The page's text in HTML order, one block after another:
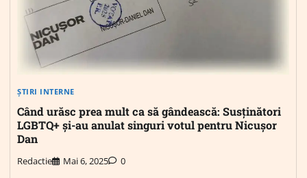
ȘTIRI INTERNE
Când urăsc prea mult ca să gândească: Susținători
LGBTQ+ și-au anulat singuri votul pentru Nicușor
Dan
Redactie Mai 6, 2025 0